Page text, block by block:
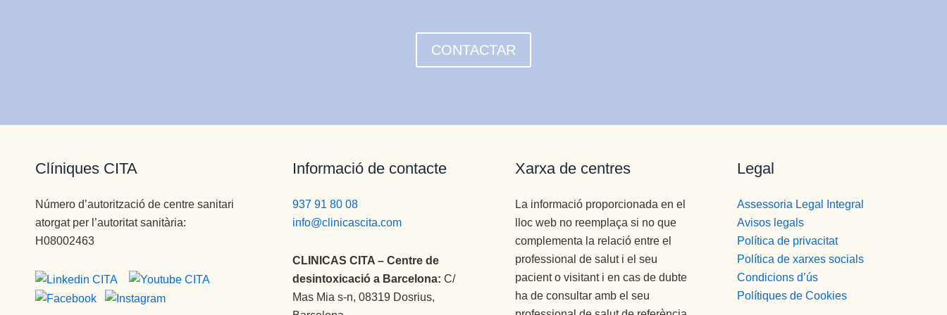
CONTACTAR
Clíniques CITA
Número d’autorització de centre sanitari
atorgat per l’autoritat sanitària:
H08002463
Informació de contacte
937 91 80 08
info@clinicascita.com
CLINICAS CITA – Centre de
desintoxicació a Barcelona: C/
Mas Mia s-n, 08319 Dosrius,
Xarxa de centres
La informació proporcionada en el
lloc web no reemplaça si no que
complementa la relació entre el
professional de salut i el seu
pacient o visitant i en cas de dubte
ha de consultar amb el seu
Legal
Assessoria Legal Integral
Avisos legals
Política de privacitat
Política de xarxes socials
Condicions d’ús
Polítiques de Cookies